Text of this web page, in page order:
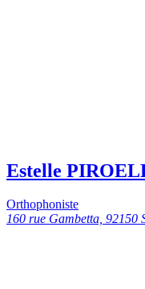
Estelle
Orthophoniste
160 rue Gambetta, 92150